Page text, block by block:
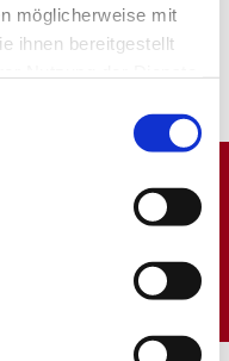
möglicherweise mit
ihnen bereitgestellt
auch